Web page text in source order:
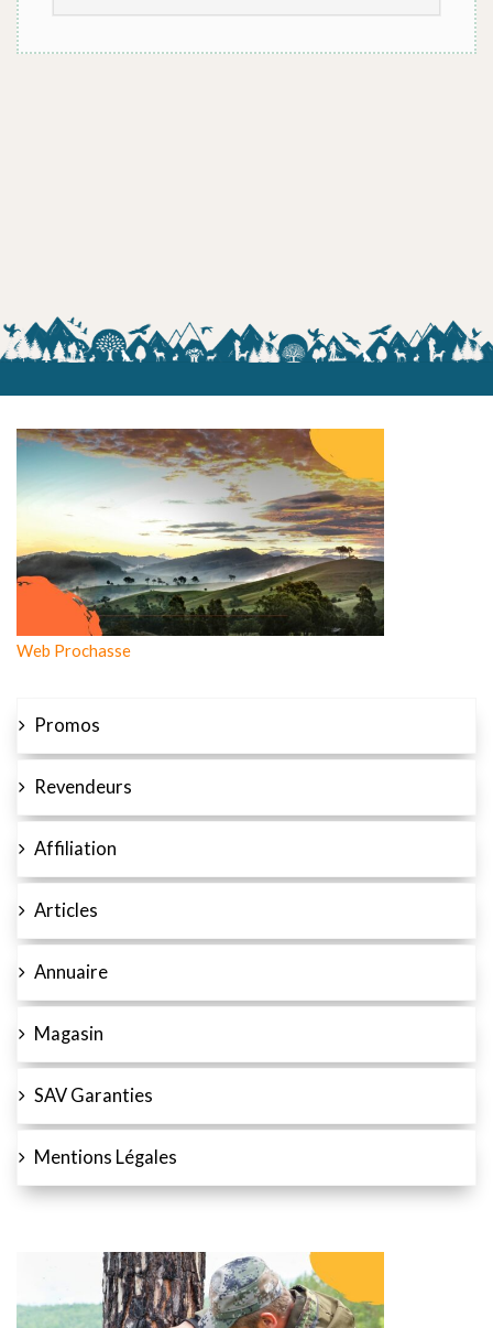
Web Prochasse
Promos
Revendeurs
Affiliation
Articles
Annuaire
Magasin
SAV Garanties
Mentions Légales